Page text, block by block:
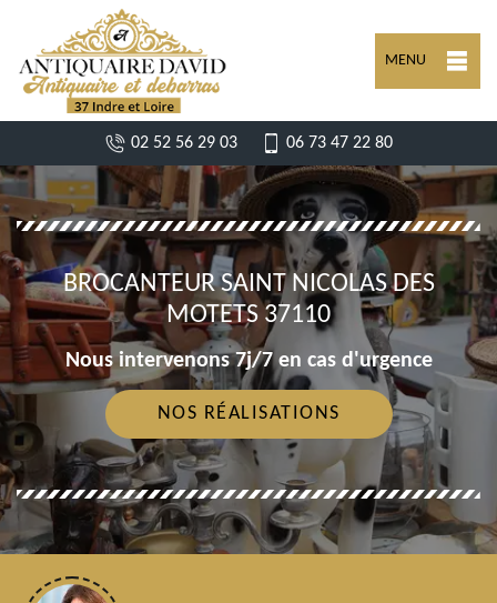
MENU
02 52 56 29 03 06 73 47 22 80
BROCANTEUR SAINT NICOLAS DES
MOTETS 37110
Nous intervenons 7j/7 en cas d'urgence
NOS RÉALISATIONS